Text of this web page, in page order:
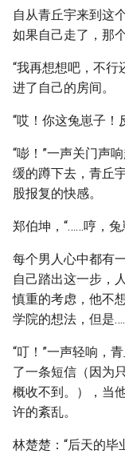
自从青丘宇来到这
如果自己走了，那
“我再想想吧，不行
进了自己的房间。
“哎！你这兔崽子
“嘭！”一声关门声
缓的蹲下去，青丘
股报复的快感。
郑伯坤，“……哼，
每个男人心中都有
自己踏出这一步，
慎重的考虑，他不
学院的想法，但是
“叮！”一声轻响，
了一条短信（因为
概收不到。），当
许的紊乱。
林楚楚：“后天的毕